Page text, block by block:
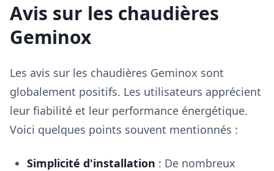
Avis sur les chaudières
Geminox
Les avis sur les chaudières Geminox sont
globalement positifs. Les utilisateurs apprécient
leur fiabilité et leur performance énergétique.
Voici quelques points souvent mentionnés :
Simplicité d'installation : De nombreux